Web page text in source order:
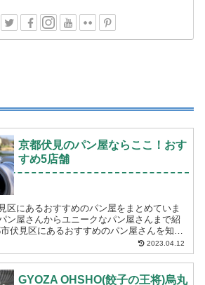
京都伏見のパン屋ならここ！おす
すめ5店舗
区にあるおすすめのパン屋をまとめていま
ン屋さんからユニークなパン屋さんまで紹
2023.04.12
GYOZA OHSHO(餃子の王将)烏丸